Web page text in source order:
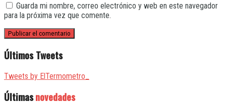
Guarda mi nombre, correo electrónico y web en este navegador
para la próxima vez que comente.
Últimos Tweets
Tweets by ElTermometro_
Últimasnovedades